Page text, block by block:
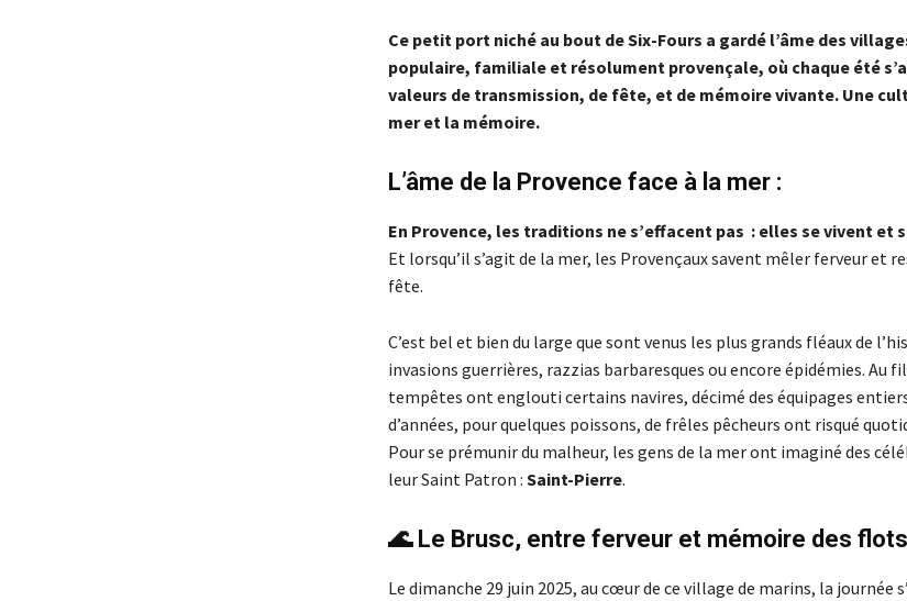
Ce petit port niché au bout de Six-Fours a gardé l’âme des
populaire, familiale et résolument provençale, où chaque été
valeurs de transmission, de fête, et de mémoire vivante. Une
mer et la mémoire.
L’âme de la Provence face à la mer :
En Provence, les traditions ne s’effacent pas : elles se vivent et
Et lorsqu’il s’agit de la mer, les Provençaux savent mêler ferveur et
fête.
C’est bel et bien du large que sont venus les plus grands fléaux de
invasions guerrières, razzias barbaresques ou encore épidémies. Au
tempêtes ont englouti certains navires, décimé des équipages
d’années, pour quelques poissons, de frêles pêcheurs ont risqué
Pour se prémunir du malheur, les gens de la mer ont imaginé des
leur Saint Patron : Saint-Pierre.
🌊 Le Brusc, entre ferveur et mémoire des
Le dimanche 29 juin 2025, au cœur de ce village de marins, la journée